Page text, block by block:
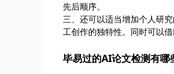
先后顺序。
三、还可以适当增加个人研
工创作的独特性。同时可以
毕易过的AI论文检测有哪